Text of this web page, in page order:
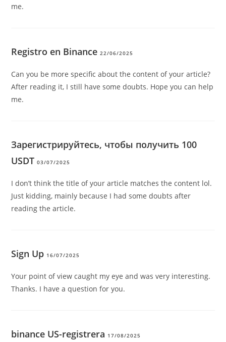
me.
Registro en Binance 22/06/2025
Can you be more specific about the content of your article?
After reading it, I still have some doubts. Hope you can help
me.
Зарегистрируйтесь, чтобы получить 100
USDT 03/07/2025
I don’t think the title of your article matches the content lol.
Just kidding, mainly because I had some doubts after
reading the article.
Sign Up 16/07/2025
Your point of view caught my eye and was very interesting.
Thanks. I have a question for you.
binance US-registrera 17/08/2025